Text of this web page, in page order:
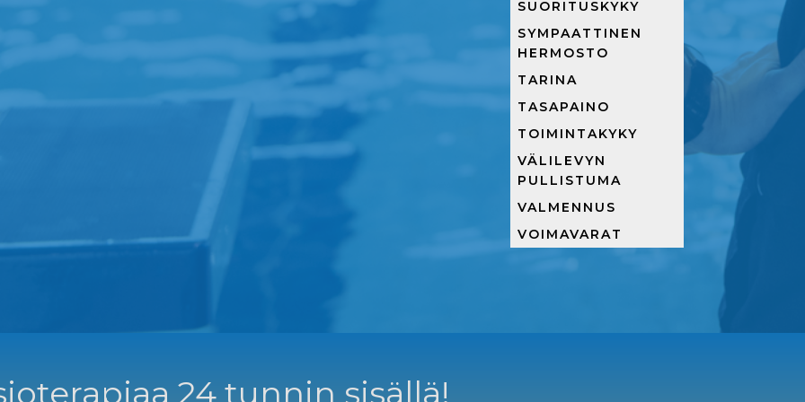
SUORITUSKYKY
SYMPAATTINEN
HERMOSTO
TARINA
TASAPAINO
TOIMINTAKYKY
VÄLILEVYN
PULLISTUMA
VALMENNUS
VOIMAVARAT
24 tunnin sisällä!